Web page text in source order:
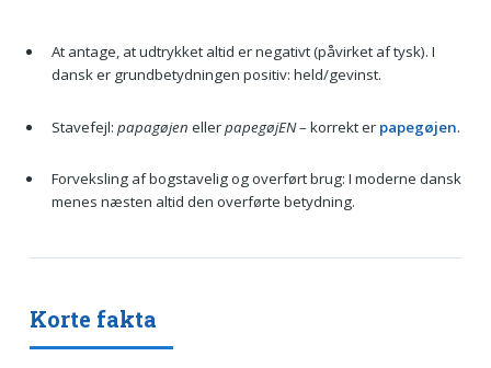
At antage, at udtrykket altid er negativt (påvirket af tysk). I
dansk er grundbetydningen positiv: held/gevinst.
Stavefejl: papagøjen ellerpapegøjEN– korrekt er papegøjen.
Forveksling af bogstavelig og overført brug: I moderne dansk
menes næsten altid den overførte betydning.
Korte fakta